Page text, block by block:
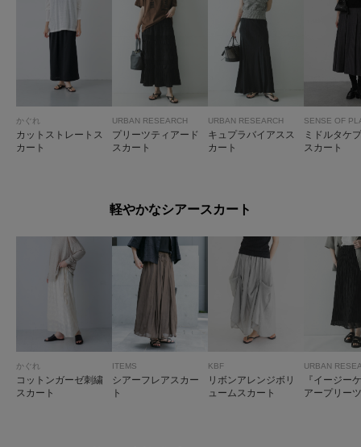
かぐれ
カットストレートス
カート
URBAN RESEARCH
プリーツティアード
スカート
URBAN RESEARCH
キュプラバイアスス
カート
SENSE OF
ミドルタケ
スカート
軽やかなシアースカート
かぐれ
コットンガーゼ刺繍
スカート
ITEMS
シアーフレアスカー
ト
KBF
リボンアレンジボリ
ュームスカート
URBAN
『イージー
アープリー